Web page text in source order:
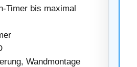
Timer bis maximal
Wandmontage